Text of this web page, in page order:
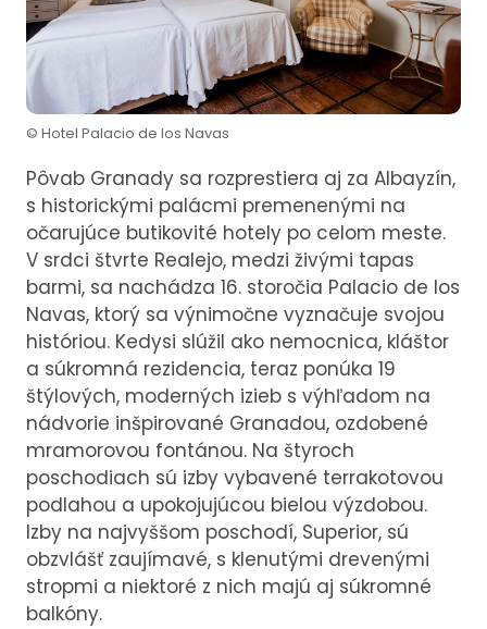
© Hotel Palacio de los Navas
Pôvab Granady sa rozprestiera aj za Albayzín,
s historickými palácmi premenenými na
očarujúce butikovité hotely po celom meste.
V srdci štvrte Realejo, medzi živými tapas
barmi, sa nachádza 16. storočia Palacio de los
Navas, ktorý sa výnimočne vyznačuje svojou
históriou. Kedysi slúžil ako nemocnica, kláštor
a súkromná rezidencia, teraz ponúka 19
štýlových, moderných izieb s výhľadom na
nádvorie inšpirované Granadou, ozdobené
mramorovou fontánou. Na štyroch
poschodiach sú izby vybavené terrakotovou
podlahou a upokojujúcou bielou výzdobou.
Izby na najvyššom poschodí, Superior, sú
obzvlášť zaujímavé, s klenutými drevenými
stropmi a niektoré z nich majú aj súkromné
balkóny.